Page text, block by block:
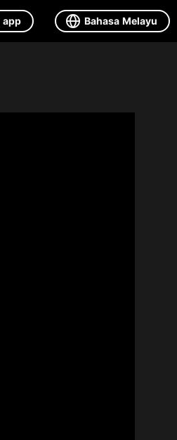
app Bahasa Melayu